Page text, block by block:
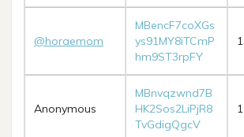
@horaemom
MBencF7coXGs
ys91MY8iTCmP
hm9ST3rpFY
1
Anonymous
MBnvqzwnd7B
HK2Sos2LiPjR8
TvGdigQgcV
1